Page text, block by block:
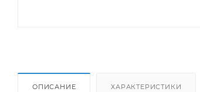
ОПИСАНИЕ ХАРАКТЕРИСТИКИ